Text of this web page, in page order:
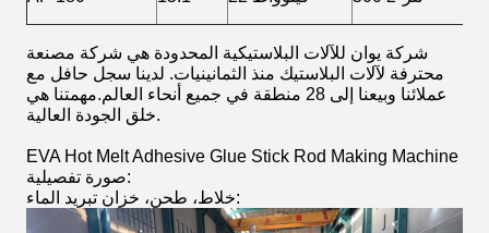
شركة يوان للآلات البلاستيكية المحدودة هي شركة مصنعة
محترفة لآلات البلاستيك منذ الثمانينيات. لدينا سجل حافل مع
عملائنا وبيعنا إلى 28 منطقة في جميع أنحاء العالم.مهمتنا هي
خلق الجودة العالية.
EVA Hot Melt Adhesive Glue Stick Rod Making Machine
صورة تفصيلية:
خلاط، طحن، خزان تبريد الماء: